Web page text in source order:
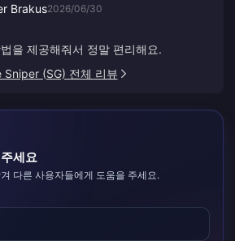
Brakus2026/06/30
을 제공해줘서 정말 편리해요.
Sniper (SG) 전체 리뷰
세요
다른 사용자들에게 도움을 주세요.